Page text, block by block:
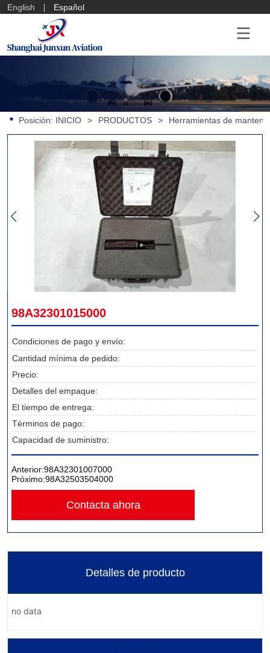
English Español
Posición: INICIO > PRODUCTOS > Herramientas de
98A32301015000
Condiciones de pago y envío:
Cantidad mínima de pedido:
Precio:
Detalles del empaque:
El tiempo de entrega:
Términos de pago:
Capacidad de suministro:
Anterior:98A32301007000
Próximo:98A32503504000
Contacta ahora
Detalles de producto
no data